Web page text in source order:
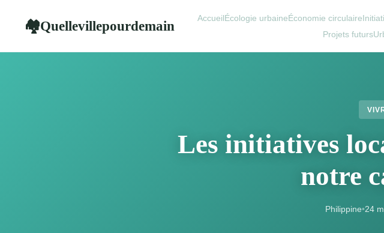
🏘Quellevillepourdemain AccueilÉcologie urbaineÉconomie circulaire
Projets futurs
Les initiatives
notre
Philippine•24